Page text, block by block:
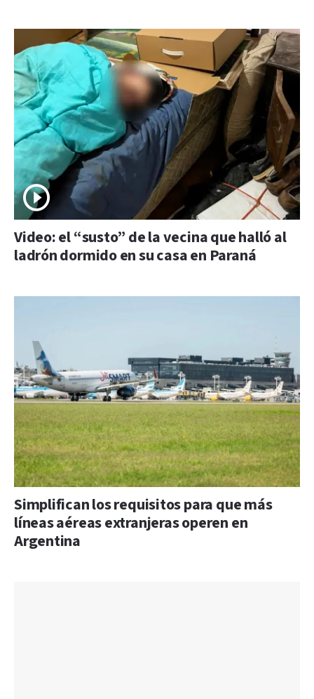
Video: el “susto” de la vecina que halló al
ladrón dormido en su casa en Paraná
Simplifican los requisitos para que más
líneas aéreas extranjeras operen en
Argentina